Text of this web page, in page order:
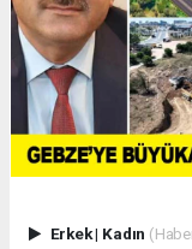
Erkek| Kadın